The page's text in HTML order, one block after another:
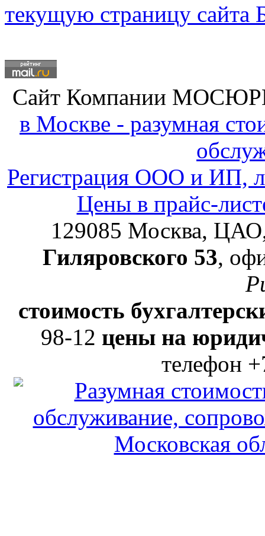
текущую страницу сайта
Сайт Компании
в Москве - разумная
Регистрация ООО и ИП,
Цены в прайс-
129085 Москва,
Гиляровского 53,
стоимость
98-12 цены на
телефон